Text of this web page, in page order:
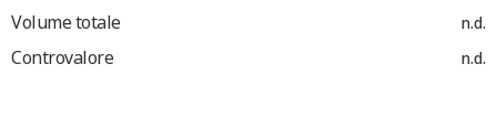
Volume totale n.d.
Controvalore n.d.